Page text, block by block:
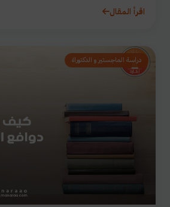
اقرأ المقال
دراسة الماجستير و الدكتوراة